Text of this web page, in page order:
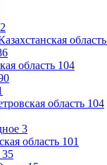
2
область
область 104
область 104
3
область 101
35